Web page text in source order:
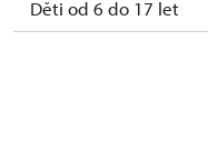
Děti od 6 do 17 let